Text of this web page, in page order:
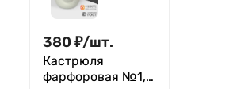
380 ₽/шт.
Кастрюля
фарфоровая №1,